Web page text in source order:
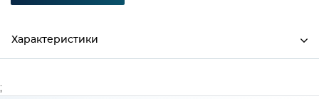
Характеристики
;